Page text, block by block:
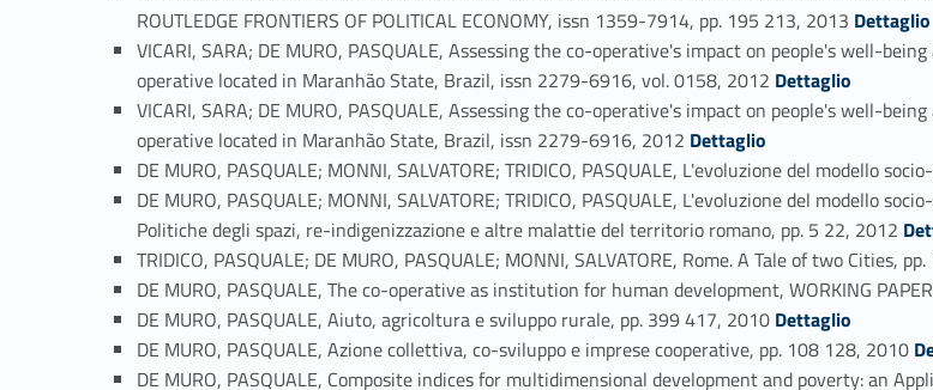
ROUTLEDGE FRONTIERS OF POLITICAL ECONOMY, issn 1359-7914, pp. 195 213, 2013 Link identifier #identifier_person_159161-51
Dettaglio
VICARI, SARA; DE MURO, PASQUALE, Assessing the co-operative's impact on people's well-
operative located in Maranhão State, Brazil, issn 2279-6916, vol. 0158, 2012 Link identifier #identifier_person_176271-52
Dettaglio
VICARI, SARA; DE MURO, PASQUALE, Assessing the co-operative's impact on people's well-
operative located in Maranhão State, Brazil, issn 2279-6916, 2012 Link identifier #identifier_person_47351-53
Dettaglio
DE MURO, PASQUALE; MONNI, SALVATORE; TRIDICO, PASQUALE, L'evoluzione del modello
DE MURO, PASQUALE; MONNI, SALVATORE; TRIDICO, PASQUALE, L'evoluzione del modello
Politiche degli spazi, re-indigenizzazione e altre malattie del territorio romano, pp. 5 22, 2012 Link identifier #identifier_person_163133-55
TRIDICO, PASQUALE; DE MURO, PASQUALE; MONNI, SALVATORE, Rome. A Tale of two Cities,
DE MURO, PASQUALE, The co-operative as institution for human development, WORKING
DE MURO, PASQUALE, Aiuto, agricoltura e sviluppo rurale, pp. 399 417, 2010 Link identifier #identifier_person_187211-58
Dettaglio
DE MURO, PASQUALE, Azione collettiva, co-sviluppo e imprese cooperative, pp. 108 128, 2010 Link identifier #identifier_person_137867-59
DE MURO, PASQUALE, Composite indices for multidimensional development and poverty: an